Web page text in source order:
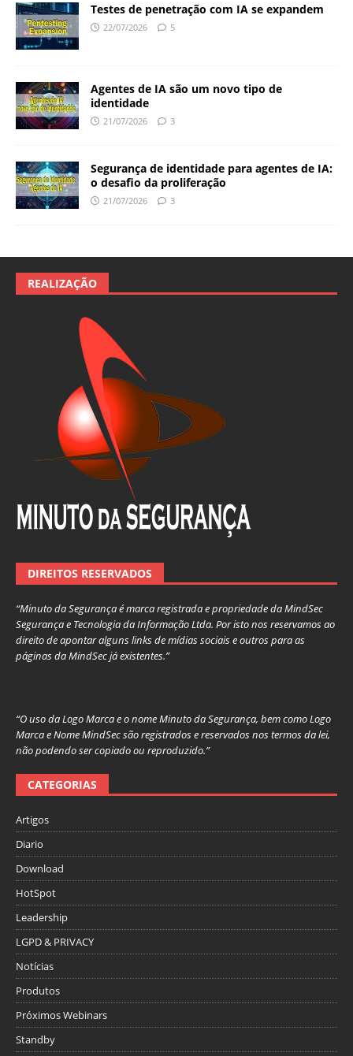
Testes de penetração com IA se expandem
22/07/2026 5
Agentes de IA são um novo tipo de
identidade
21/07/2026 3
Segurança de identidade para agentes de IA:
o desafio da proliferação
21/07/2026 3
REALIZAÇÃO
DIREITOS RESERVADOS
“Minuto da Segurança é marca registrada e propriedade da MindSec
Segurança e Tecnologia da Informação Ltda. Por isto nos reservamos ao
direito de apontar alguns links de mídias sociais e outros para as
páginas da MindSec já existentes.”
“O uso da Logo Marca e o nome Minuto da Segurança, bem como Logo
Marca e Nome MindSec são registrados e reservados nos termos da lei,
não podendo ser copiado ou reproduzido.”
CATEGORIAS
Artigos
Diario
Download
HotSpot
Leadership
LGPD & PRIVACY
Notícias
Produtos
Próximos Webinars
Standby